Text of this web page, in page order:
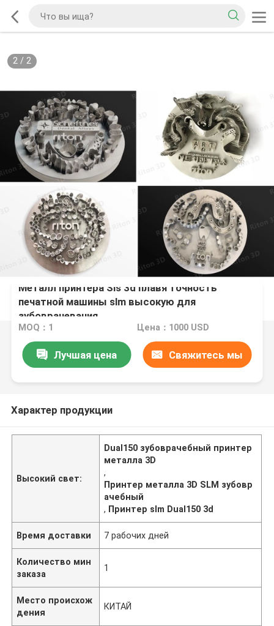
2/ 2
Металл принтера Sls 3d плавя точность
печатной машины slm высокую для
зубоврачевания
MOQ：1 Цена：1000 USD
Лучшая цена Свяжитесь мы
Характер продукции
Высокий свет:
Dual150 зубоврачебный принтер
металла 3D
,
Принтер металла 3D SLM зубовр
ачебный
, Принтер slm Dual150 3d
Время доставки 7 рабочих дней
Количество мин
заказа
1
Место происхож
дения
КИТАЙ